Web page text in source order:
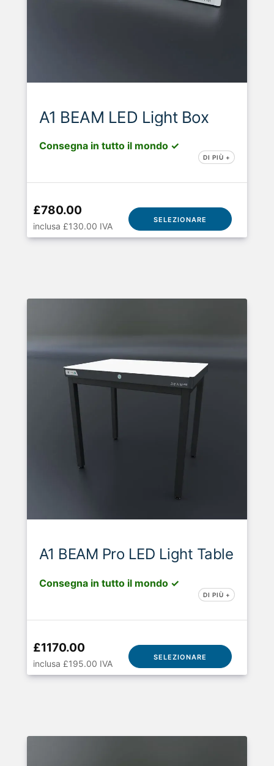
A1 BEAM LED Light Box
Consegna in tutto il mondo ✓
DI PIÙ +
£780.00
inclusa £130.00 IVA
SELEZIONARE
A1 BEAM Pro LED Light Table
Consegna in tutto il mondo ✓
DI PIÙ +
£1170.00
inclusa £195.00 IVA
SELEZIONARE